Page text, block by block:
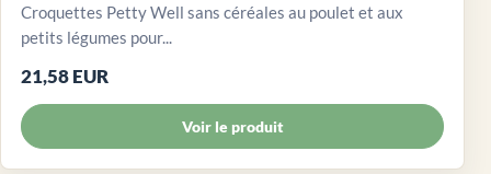
Croquettes Petty Well sans céréales au poulet et aux
petits légumes pour...
21,58 EUR
Voir le produit